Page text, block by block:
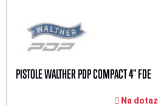
PISTOLE WALTHER PDP COMPACT 4" FDE
Na dotaz